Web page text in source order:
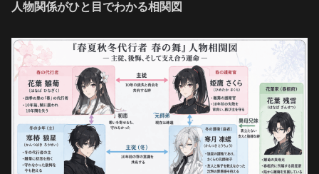
人物関係がひと目でわかる相関図